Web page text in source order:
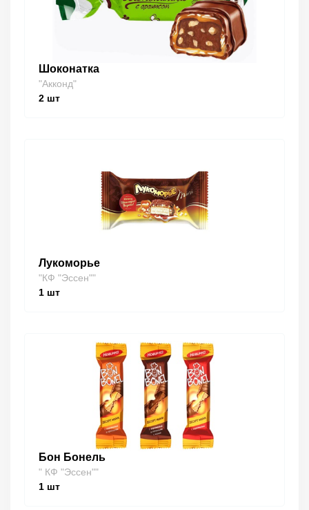
Шоконатка
"Акконд"
2 шт
Лукоморье
"КФ "Эссен""
1 шт
Бон Бонель
" КФ "Эссен""
1 шт